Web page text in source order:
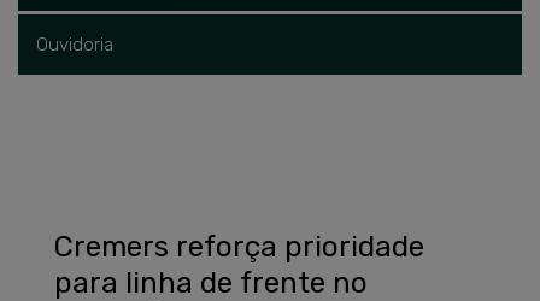
Ouvidoria
Cremers reforça prioridade
para linha de frente no